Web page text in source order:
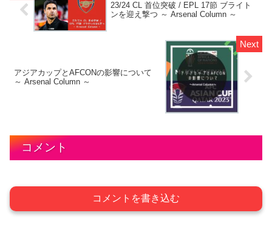
23/24 CL 首位突破 / EPL 17節 ブライト
ンを迎え撃つ ～ Arsenal Column ～
アジアカップとAFCONの影響について
～ Arsenal Column ～
コメント
コメントを書き込む